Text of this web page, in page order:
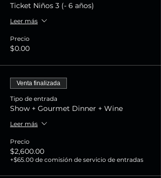
Ticket Niños 3 (- 6 años)
Leer más
Precio
$0.00
Venta finalizada
Tipo de entrada
Show + Gourmet Dinner + Wine
Leer más
Precio
$2,600.00
+$65.00 de comisión de servicio de entradas